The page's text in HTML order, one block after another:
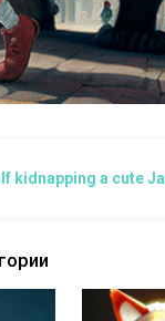
kidnapping a cute